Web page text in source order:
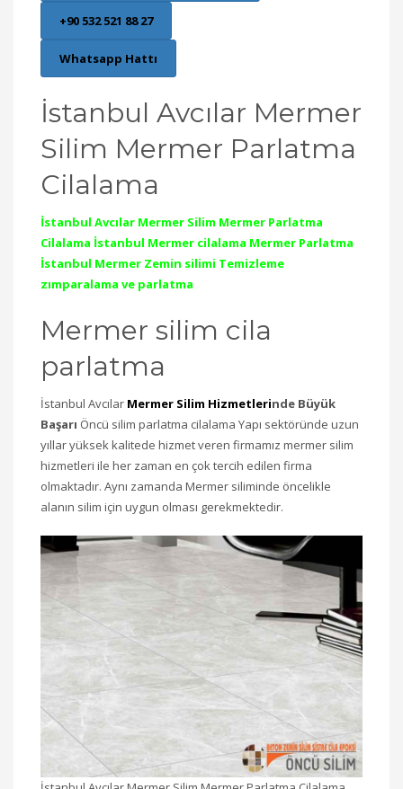
+90 532 521 88 27
Whatsapp Hattı
İstanbul Avcılar Mermer
Silim Mermer Parlatma
Cilalama
İstanbul Avcılar Mermer Silim Mermer Parlatma
Cilalama İstanbul Mermer cilalama Mermer Parlatma
İstanbul Mermer Zemin silimi Temizleme
zımparalama ve parlatma
Mermer silim cila
parlatma
İstanbul Avcılar Mermer Silim Hizmetlerinde Büyük
Başarı Öncü silim parlatma cilalama Yapı sektöründe uzun
yıllar yüksek kalitede hizmet veren firmamız mermer silim
hizmetleri ile her zaman en çok tercih edilen firma
olmaktadır. Aynı zamanda Mermer siliminde öncelikle
alanın silim için uygun olması gerekmektedir.